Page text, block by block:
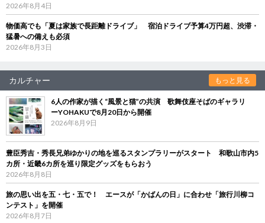
2026年8月4日
物価高でも「夏は家族で長距離ドライブ」 宿泊ドライブ予算4万円超、渋滞・
猛暑への備えも必須
2026年8月3日
カルチャー もっと見る
6人の作家が描く“風景と猫”の共演 歌舞伎座そばのギャラリ
ーYOHAKUで8月20日から開催
2026年8月9日
豊臣秀吉・秀長兄弟ゆかりの地を巡るスタンプラリーがスタート 和歌山市内5
カ所・近畿6カ所を巡り限定グッズをもらおう
2026年8月8日
旅の思い出を五・七・五で！ エースが「かばんの日」に合わせ「旅行川柳コ
ンテスト」を開催
2026年8月7日